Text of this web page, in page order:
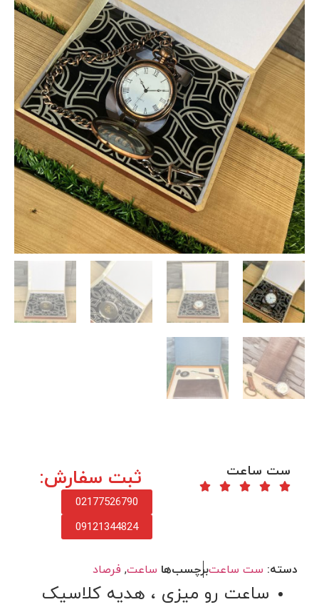
ست ساعت ثبت سفارش:
02177526790
09121344824
دسته: ست ساعتبرچسب‌ها ساعت, فرصاد
ساعت رو میزی ، هدیه کلاسیک